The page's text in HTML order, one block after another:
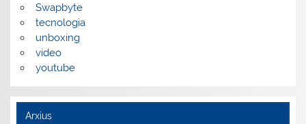
Swapbyte
tecnologia
unboxing
video
youtube
Arxius